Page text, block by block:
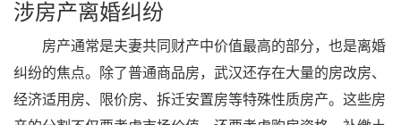
涉房产离婚纠纷
房产通常是夫妻共同财产中价值最高的部分，也是离婚
纠纷的焦点。除了普通商品房，武汉还存在大量的房改房、
经济适用房、限价房、拆迁安置房等特殊性质房产。这些房